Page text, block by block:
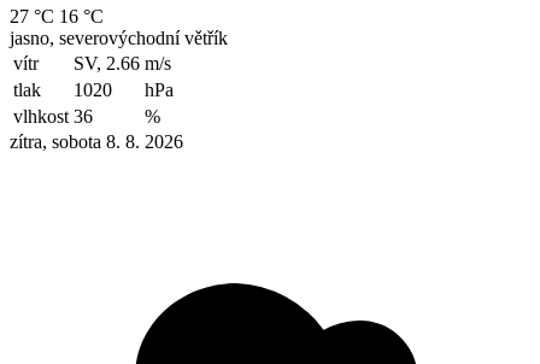
27 °C 16 °C
jasno, severovýchodní větřík
vítr
SV, 2.66 m/s
tlak
1020
hPa
vlhkost 36
%
zítra, sobota 8. 8. 2026